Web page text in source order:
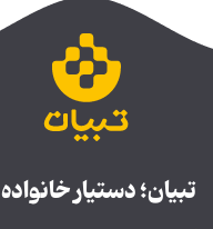
تبیان؛ دستیار خانواده